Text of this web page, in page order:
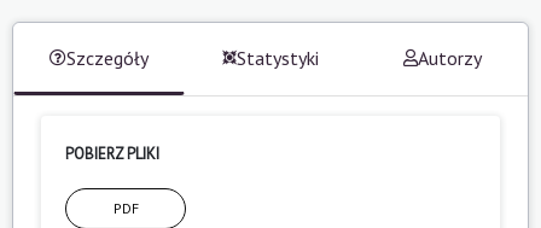
Szczegóły Statystyki Autorzy
POBIERZ PLIKI
PDF